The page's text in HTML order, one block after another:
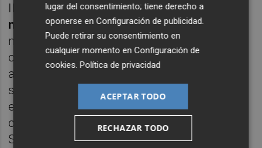
IICs foráneas registraronsuscripciones
netas de 1.000 millones de euros. De este
modo habrían vuelto a presentar
captaciones tras imponerse los reembolsos
a lo largo del pasado ejercicio. Dicha cifra
supone un aumento de 7.000 millones con
el patrimonio estimado a cierre de 2022,
cuando se situaba en los 245.000 millones.
Sin embargo, sigue por debajo del nivel que
lugar del consentimiento; tiene derecho a
oponerse enConfiguración de publicidad
Puede retirar su consentimiento en
cualquier momento enConfiguración de
cookies .Política de privacidad
ACEPTAR TODO
RECHAZAR TODO